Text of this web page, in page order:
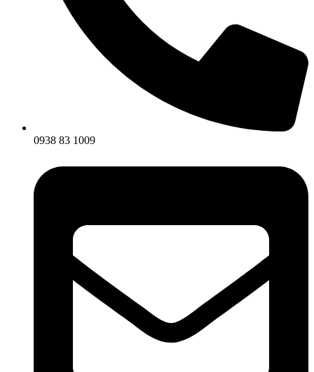
0938 83 1009